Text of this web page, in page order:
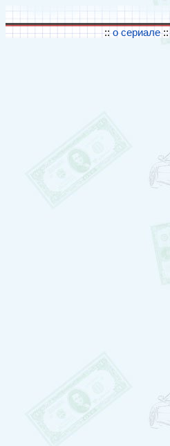
:: о сериале::